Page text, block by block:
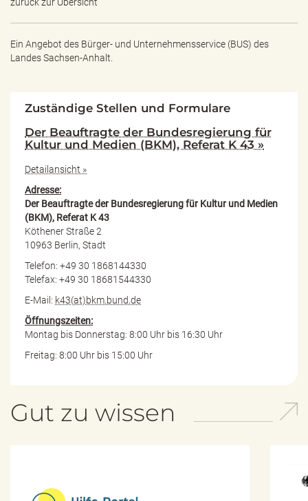
Ein Angebot des Bürger- und Unternehmensservice (BUS) des
Landes Sachsen-Anhalt.
Zuständige Stellen und Formulare
Der Beauftragte der Bundesregierung für
Kultur und Medien (BKM), Referat K 43 »
Detailansicht »
Adresse:
Der Beauftragte der Bundesregierung für Kultur und Medien
(BKM), Referat K 43
Köthener Straße 2
10963 Berlin, Stadt
Telefon: +49 30 1868144330
Telefax: +49 30 18681544330
E-Mail: k43(at)bkm.bund.de
Öffnungszeiten:
Montag bis Donnerstag: 8:00 Uhr bis 16:30 Uhr
Freitag: 8:00 Uhr bis 15:00 Uhr
Gut zu wissen